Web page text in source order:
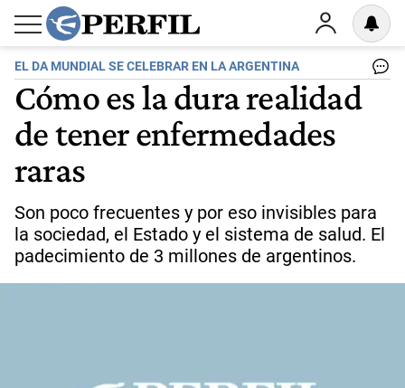
EL DA MUNDIAL SE CELEBRAR EN LA ARGENTINA
Cómo es la dura realidad
de tener enfermedades
raras
Son poco frecuentes y por eso invisibles para
la sociedad, el Estado y el sistema de salud. El
padecimiento de 3 millones de argentinos.